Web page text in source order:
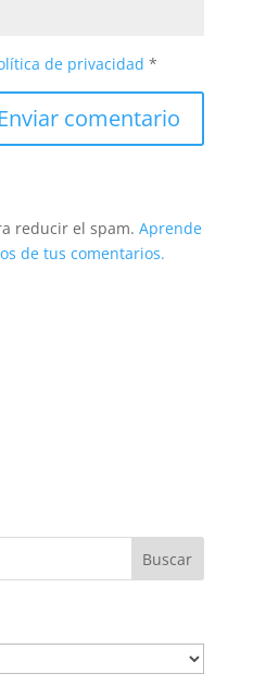
de privacidad *
reducir el spam. Aprende
de tus comentarios.